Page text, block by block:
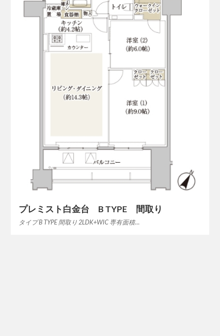
プレミスト白金台 B TYPE 間取り
タイプ B TYPE 間取り 2LDK+WIC 専有面積…